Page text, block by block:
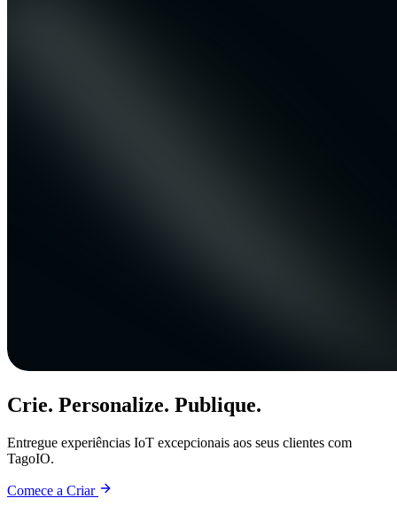
Crie. Personalize. Publique.
Entregue experiências IoT excepcionais aos seus clientes com
TagoIO.
Comece a Criar